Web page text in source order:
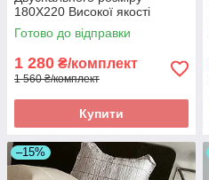
180Х220 Високої якості
Готово до відправки
1 280 ₴/комплект
1 560 ₴/комплект
Купити
–15%